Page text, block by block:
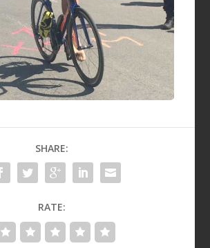
SHARE:
RATE: